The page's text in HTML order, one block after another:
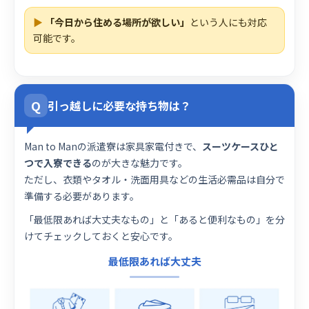
▶ 「今日から住める場所が欲しい」 という人にも対応
可能です。
Q 引っ越しに必要な持ち物は？
Man to Manの派遣寮は家具家電付きで、 スーツケースひと
つで入寮できるのが大きな魅力です。
ただし、衣類やタオル・洗面用具などの生活必需品は自分で
準備する必要があります。
「最低限あれば大丈夫なもの」と「あると便利なもの」を分
けてチェックしておくと安心です。
最低限あれば大丈夫